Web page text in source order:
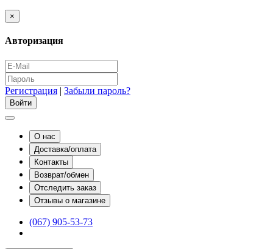
×
Авторизация
Регистрация | Забыли пароль?
О нас
Доставка/оплата
Контакты
Возврат/обмен
Отследить заказ
Отзывы о магазине
(067) 905-53-73